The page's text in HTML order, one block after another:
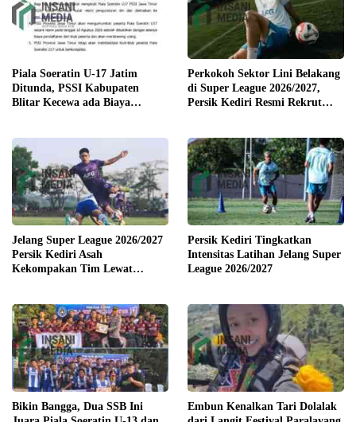
Piala Soeratin U-17 Jatim
Ditunda, PSSI Kabupaten
Blitar Kecewa ada Biaya
Perkokoh Sektor Lini Belakang
di Super League 2026/2027,
Persik Kediri Resmi Rekrut
Jelang Super League 2026/2027
Persik Kediri Asah
Kekompakan Tim Lewat
Persik Kediri Tingkatkan
Intensitas Latihan Jelang Super
League 2026/2027
Bikin Bangga, Dua SSB Ini
Embun Kenalkan Tari Dolalak